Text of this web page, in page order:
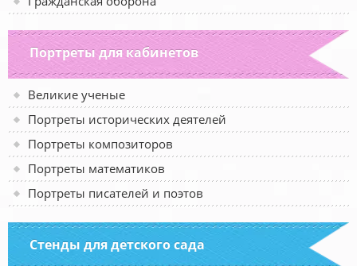
Портреты для кабинетов
Великие ученые
Портреты исторических деятелей
Портреты композиторов
Портреты математиков
Портреты писателей и поэтов
Стенды для детского сада